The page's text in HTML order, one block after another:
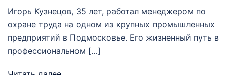
Игорь Кузнецов, 35 лет, работал менеджером по
охране труда на одном из крупных промышленных
предприятий в Подмосковье. Его жизненный путь в
профессиональном […]